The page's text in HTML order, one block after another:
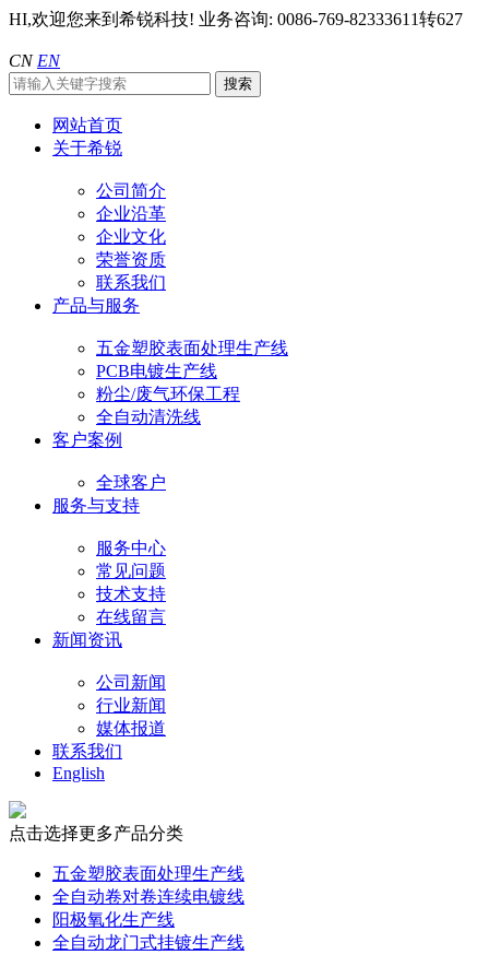
HI,欢迎您来到希锐科技! 业务咨询: 0086-769-82333611转627
CN EN
网站首页
关于希锐
公司简介
企业沿革
企业文化
荣誉资质
联系我们
产品与服务
五金塑胶表面处理生产线
PCB电镀生产线
粉尘/废气环保工程
全自动清洗线
客户案例
全球客户
服务与支持
服务中心
常见问题
技术支持
在线留言
新闻资讯
公司新闻
行业新闻
媒体报道
联系我们
English
点击选择更多产品分类
五金塑胶表面处理生产线
全自动卷对卷连续电镀线
阳极氧化生产线
全自动龙门式挂镀生产线